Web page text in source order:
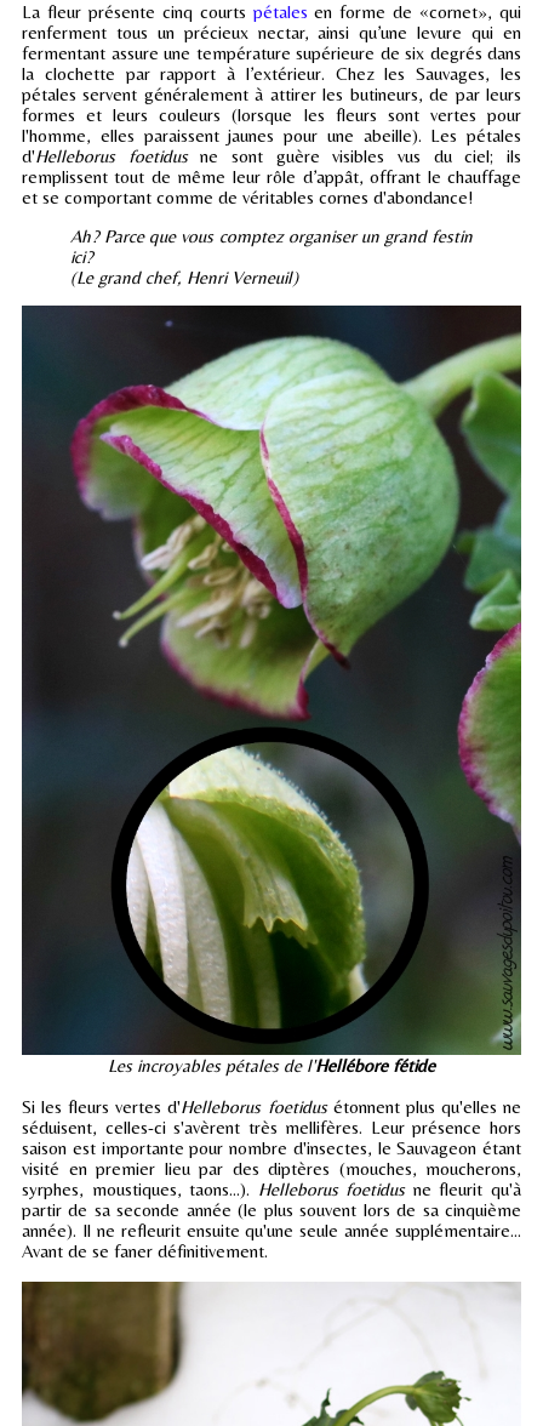
La fleur présente cinq courts pétales en forme de «cornet», qui
renferment tous un précieux nectar, ainsi qu’une levure qui en
fermentant assure une température supérieure de six degrés dans
la clochette par rapport à l’extérieur. Chez les Sauvages, les
pétales servent généralement à attirer les butineurs, de par leurs
formes et leurs couleurs (lorsque les fleurs sont vertes pour
l'homme, elles paraissent jaunes pour une abeille). Les pétales
d'Helleborus foetidusne sont guère visibles vus du ciel; ils
remplissent tout de même leur rôle d’appât, offrant le chauffage
et se comportant comme de véritables cornes d'abondance!
Ah? Parce que vous comptez organiser un grand festin
ici?
(Le grand chef, Henri Verneuil)
Les incroyables pétales de l'Hellébore fétide
Si les fleurs vertes d'Helleborus foetidusétonnent plus qu'elles ne
séduisent, celles-ci s'avèrent très mellifères. Leur présence hors
saison est importante pour nombre d'insectes, le Sauvageon étant
visité en premier lieu par des diptères (mouches, moucherons,
syrphes, moustiques, taons...). Helleborus foetidusne fleurit qu'à
partir de sa seconde année (le plus souvent lors de sa cinquième
année). Il ne refleurit ensuite qu'une seule année supplémentaire...
Avant de se faner définitivement.